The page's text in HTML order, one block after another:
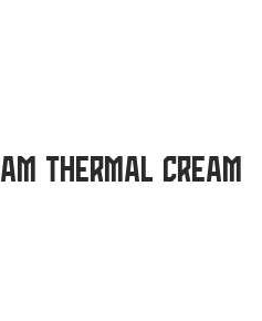
Thermal cream